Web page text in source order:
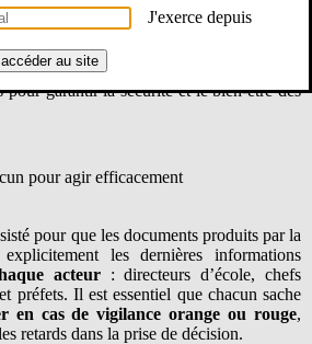
ne sont plus une exception, mais
les écoles et établissements scolaires
de l’urgence, les représentants de
au sein du groupe de travail dédié,
pour garantir la sécurité et le bien-être des
pour agir efficacement
pour que les documents produits par la
les dernières informations
acteur: directeurs d’école, chefs
préfets. Il est essentiel que chacun sache
en cas de vigilance orange ou rouge,
retards dans la prise de décision.
J'exerce depuis
au site